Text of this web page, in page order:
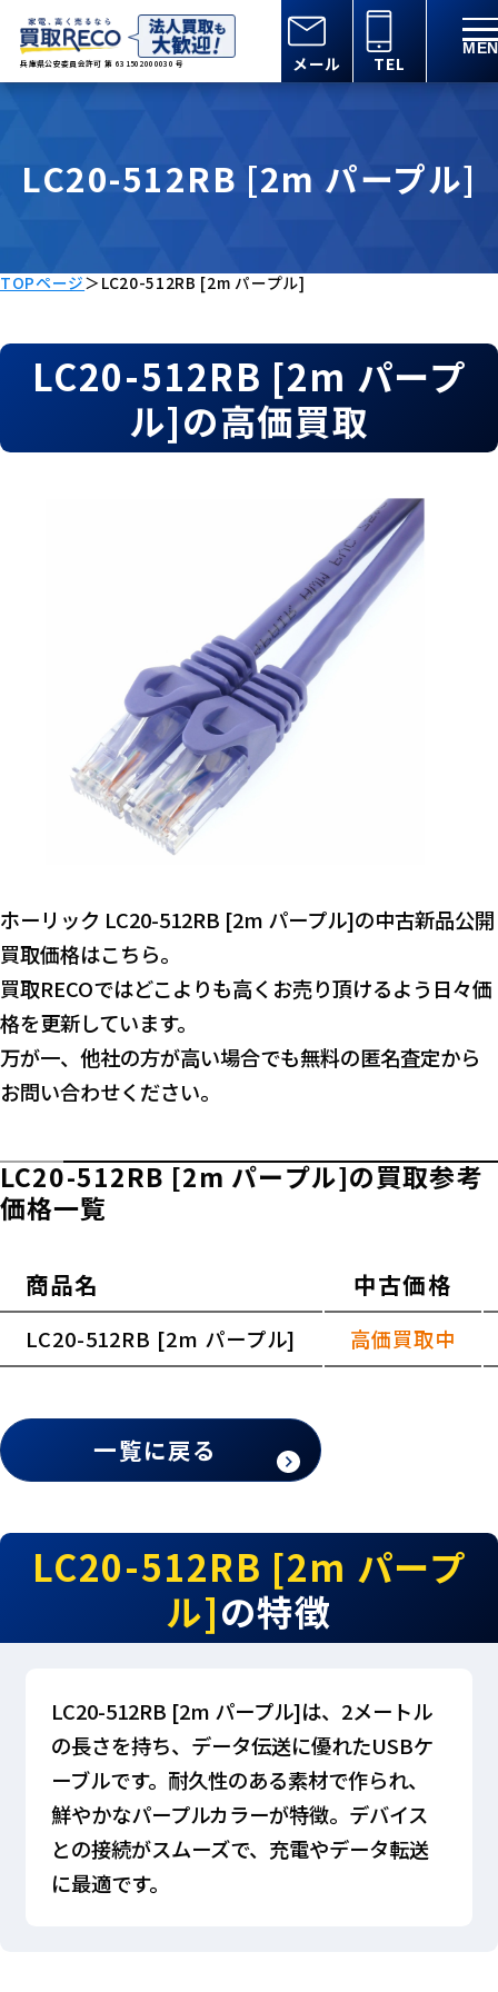
兵庫県公安委員会許可 第 631502000030 号 メール TEL
LC20-512RB [2m パープル]
TOPページ＞ LC20-512RB [2m パープル]
LC20-512RB [2m パープ
ル]の高価買取
ホーリック LC20-512RB [2m パープル]の中古新品公開
買取価格はこちら。
買取RECOではどこよりも高くお売り頂けるよう日々価
格を更新しています。
万が一、他社の方が高い場合でも無料の匿名査定から
お問い合わせください。
LC20-512RB [2m パープル]の買取参考
価格一覧
商品名 中古価格
LC20-512RB [2m パープル] 高価買取中
横スクロールできます
一覧に戻る
LC20-512RB [2m パープ
ル]の特徴
LC20-512RB [2m パープル]は、2メートル
の長さを持ち、データ伝送に優れたUSBケ
ーブルです。耐久性のある素材で作られ、
鮮やかなパープルカラーが特徴。デバイス
との接続がスムーズで、充電やデータ転送
に最適です。